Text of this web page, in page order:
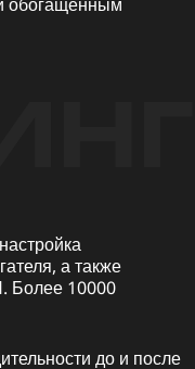
а также
Более 10000